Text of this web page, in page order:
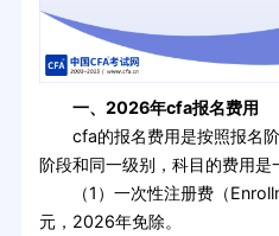
一、2026年cfa报名费用
cfa的报名费用是按照报名阶
阶段和同一级别，科目的费用是
（1）一次性注册费（
元，2026年免除。